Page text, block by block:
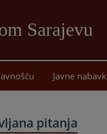
Sarajevu
Javne
pitanja